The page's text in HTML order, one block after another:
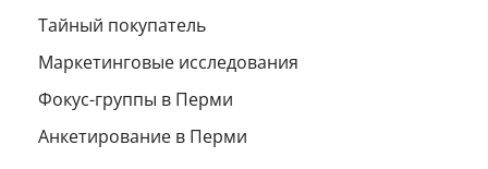
Тайный покупатель
Маркетинговые исследования
Фокус-группы в Перми
Анкетирование в Перми